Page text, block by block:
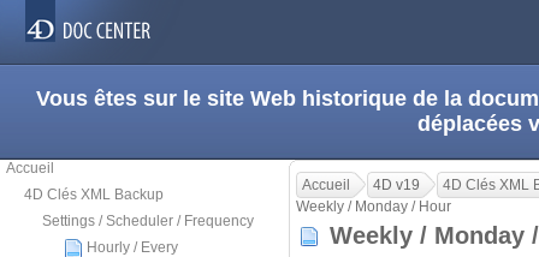
Vous êtes sur le site Web historique de la
déplacées
Accueil
4D Clés XML Backup
Settings / Scheduler / Frequency
Hourly / Every
Accueil 4D v19
4D Clés XML
Weekly / Monday / Hour
Weekly /